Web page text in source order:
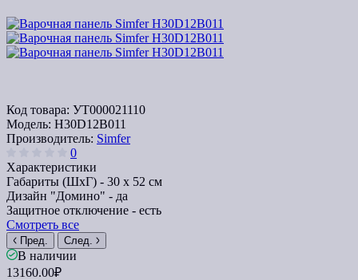
Код товара: УТ000021110
Модель: H30D12B011
Производитель: Simfer
0
Характеристики
Габариты (ШхГ) - 30 x 52 см
Дизайн "Домино" - да
Защитное отключение - есть
Смотреть все
Пред. След.
В наличии
13160.00₽